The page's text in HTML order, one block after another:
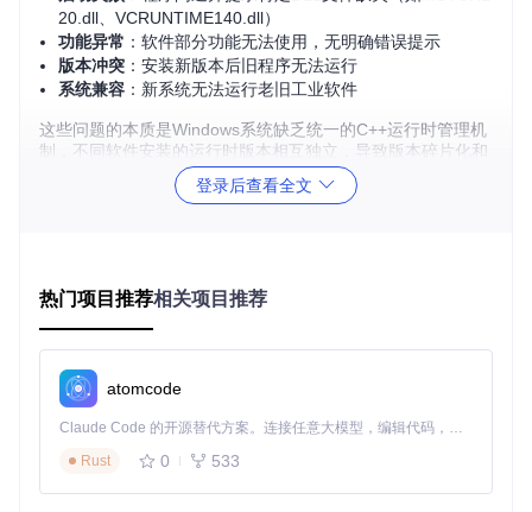
20.dll、VCRUNTIME140.dll）
功能异常 ：软件部分功能无法使用，无明确错误提示
版本冲突 ：安装新版本后旧程序无法运行
系统兼容 ：新系统无法运行老旧工业软件
这些问题的本质是Windows系统缺乏统一的C++运行时管理机
制，不同软件安装的运行时版本相互独立，导致版本碎片化和
vcredist项目采用"一站式整合"架构，将2002年至2022年间所
有主流Visual C++运行时版本纳入统一管理框架，形成完整的
运行时生态系统。
版本覆盖全景图
2002-2003版
的历史遗留软件
2005-2008版 ：x86/x64双架构支持，适配Adobe CS系列等
登录后查看全文
热门项目推荐相关项目推荐
atomcode
Claude Code 的开源替代方案。连接任意大模型，编辑代码，运行命令，自动验证 — 全自动执行。用 Rust 构建，极致性能。 ｜ An open-source alternative to Claude Code. Connect any LLM, edit code, run commands, and verify changes — autonomously. Built in Rust for speed. Get Started
Rust
0 533